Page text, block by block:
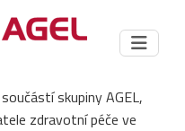
skupiny AGEL,
zdravotní péče ve